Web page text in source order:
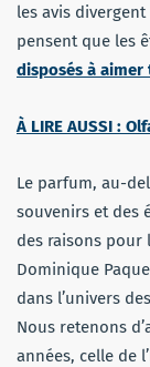
les avis
pensent que les
disposés à aimer
À LIRE AUSSI :
Le parfum, au-
souvenirs et des
des raisons pour
Dominique
dans l’univers
Nous retenons
années, celle de